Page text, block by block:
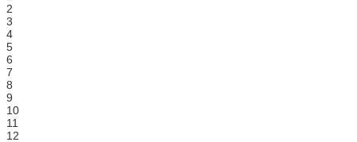
2
3
4
5
6
7
8
9
10
11
12